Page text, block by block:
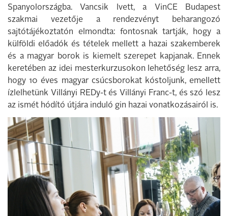
Spanyolországba. Vancsik Ivett, a VinCE Budapest
szakmai vezetője a rendezvényt beharangozó
sajtótájékoztatón elmondta: fontosnak tartják, hogy a
külföldi előadók és tételek mellett a hazai szakemberek
és a magyar borok is kiemelt szerepet kapjanak. Ennek
keretében az idei mesterkurzusokon lehetőség lesz arra,
hogy 10 éves magyar csúcsborokat kóstoljunk, emellett
ízlelhetünk Villányi REDy-t és Villányi Franc-t, és szó lesz
az ismét hódító útjára induló gin hazai vonatkozásairól is.